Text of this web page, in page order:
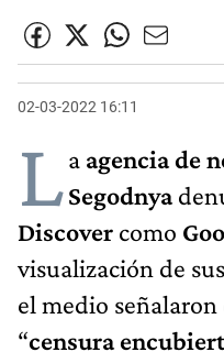
02-03-2022 16:11
La agencia de
Segodnya
Discover como
visualización de
el medio
“censura